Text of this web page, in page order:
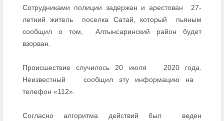
Сотрудниками полиции задержан и арестован
27-
летний житель
поселка Сатай, который
пьяным
сообщил о том,
Алтынсаринский район будет
взорван.
Происшествие случилось 20 июля
2020 года.
Неизвестный
сообщил эту информацию на
телефон «112».
Согласно алгоритма действий был
веден